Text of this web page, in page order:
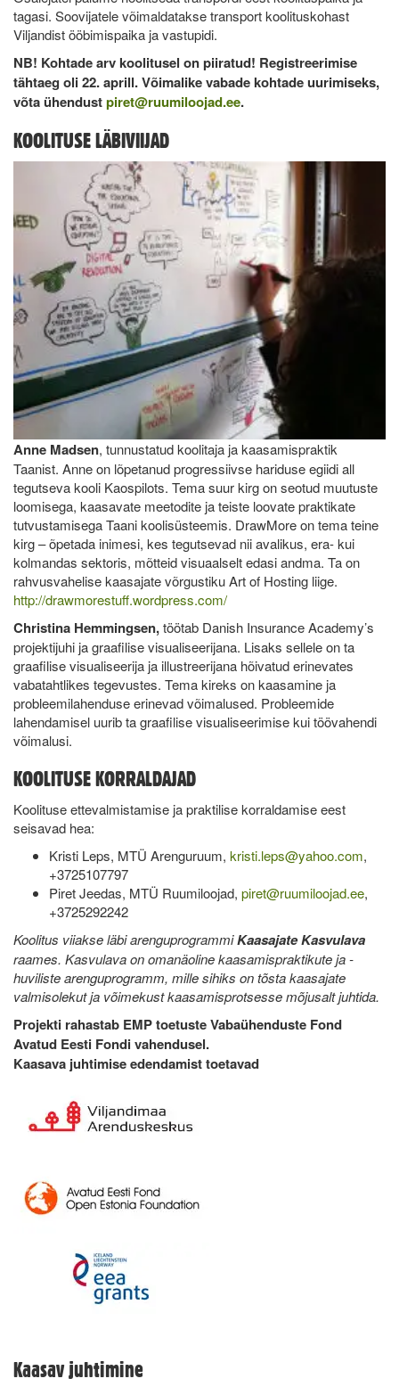
tagasi. Soovijatele võimaldatakse transport koolituskohast
Viljandist ööbimispaika ja vastupidi.
NB! Kohtade arv koolitusel on piiratud! Registreerimise
tähtaeg oli 22. aprill. Võimalike vabade kohtade uurimiseks,
võta ühendustpiret@ruumiloojad.ee.
KOOLITUSE LÄBIVIIJAD
Anne Madsen, tunnustatud koolitaja ja kaasamispraktik
Taanist. Anne on lõpetanud progressiivse hariduse egiidi all
tegutseva kooli Kaospilots. Tema suur kirg on seotud muutuste
loomisega, kaasavate meetodite ja teiste loovate praktikate
tutvustamisega Taani koolisüsteemis. DrawMore on tema teine
kirg – õpetada inimesi, kes tegutsevad nii avalikus, era- kui
kolmandas sektoris, mõtteid visuaalselt edasi andma. Ta on
rahvusvahelise kaasajate võrgustiku Art of Hosting liige.
http://drawmorestuff.wordpress.com/
Christina Hemmingsen,töötab Danish Insurance Academy’s
projektijuhi ja graafilise visualiseerijana. Lisaks sellele on ta
graafilise visualiseerija ja illustreerijana hõivatud erinevates
vabatahtlikes tegevustes. Tema kireks on kaasamine ja
probleemilahenduse erinevad võimalused. Probleemide
lahendamisel uurib ta graafilise visualiseerimise kui töövahendi
võimalusi.
KOOLITUSE KORRALDAJAD
Koolituse ettevalmistamise ja praktilise korraldamise eest
seisavad hea:
Kristi Leps, MTÜ Arenguruum, kristi.leps@yahoo.com,
+3725107797
Piret Jeedas, MTÜ Ruumiloojad, piret@ruumiloojad.ee,
+3725292242
Koolitus viiakse läbi arenguprogrammiKaasajate Kasvulava
raames. Kasvulava on omanäoline kaasamispraktikute ja -
huviliste arenguprogramm, mille sihiks on tõsta kaasajate
valmisolekut ja võimekust kaasamisprotsesse mõjusalt juhtida.
Projekti rahastab EMP toetuste Vabaühenduste Fond
Avatud Eesti Fondi vahendusel.
Kaasava juhtimise edendamist toetavad
Kaasav juhtimine